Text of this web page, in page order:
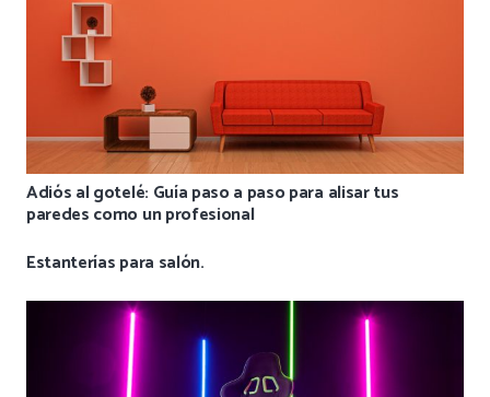
Adiós al gotelé: Guía paso a paso para alisar tus
paredes como un profesional
Estanterías para salón.